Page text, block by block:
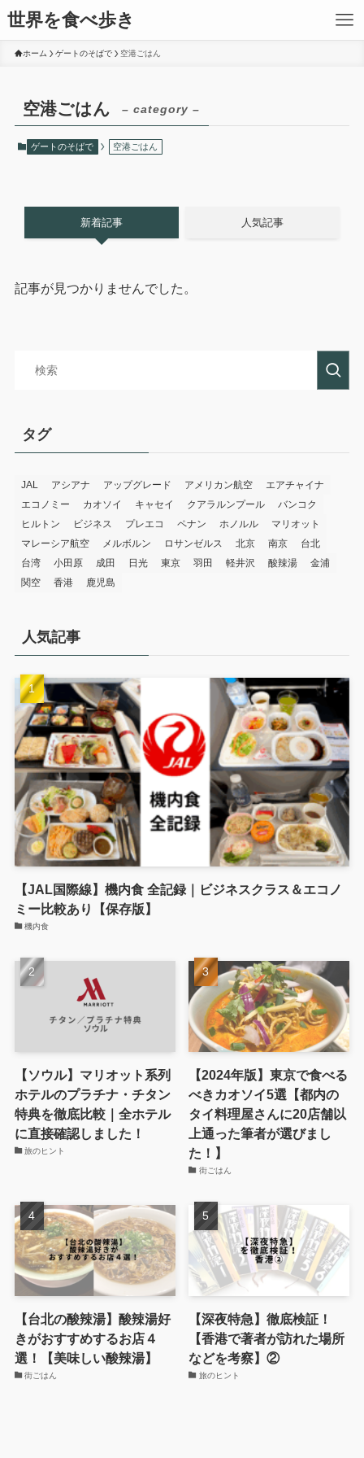
世界を食べ歩き
ホーム ゲートのそばで 空港ごはん
空港ごはん – category –
ゲートのそばで 空港ごはん
新着記事 人気記事
記事が見つかりませんでした。
タグ
JAL アシアナ アップグレード アメリカン航空
エアチャイナ
エコノミー
カオソイ キャセイ クアラルンプール
バンコク
ヒルトン
ビジネス プレエコ ペナン ホノルル
マリオット
マレーシア航空
メルボルン ロサンゼルス 北京 南京
台北
台湾
小田原 成田 日光 東京 羽田 軽井沢 酸辣湯
金浦
関空
香港 鹿児島
人気記事
【JAL国際線】機内食 全記録｜ビジネスクラス＆エコノ
ミー比較あり【保存版】
機内食
【ソウル】マリオット系列
ホテルのプラチナ・チタン
特典を徹底比較｜全ホテル
に直接確認しました！
旅のヒント
【2024年版】東京で食べる
べきカオソイ5選【都内の
タイ料理屋さんに20店舗以
上通った筆者が選びまし
た！】
街ごはん
【台北の酸辣湯】酸辣湯好
きがおすすめするお店４
選！【美味しい酸辣湯】
街ごはん
【深夜特急】徹底検証！
【香港で著者が訪れた場所
などを考察】②
旅のヒント